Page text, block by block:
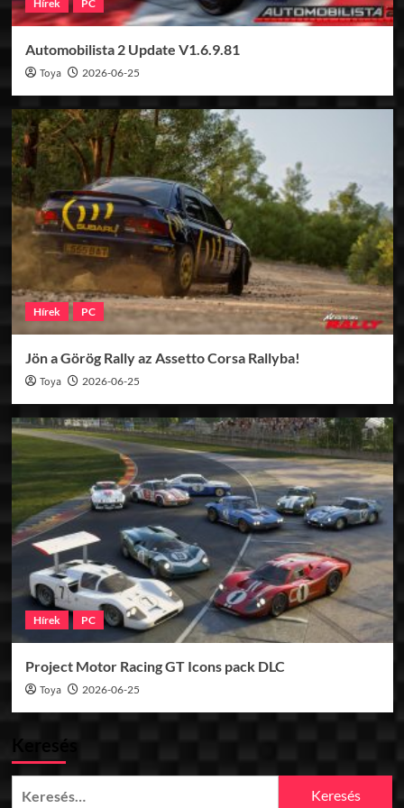
Hírek PC
Automobilista 2 Update V1.6.9.81
Toya 2026-06-25
Hírek PC
Jön a Görög Rally az Assetto Corsa Rallyba!
Toya 2026-06-25
Hírek PC
Project Motor Racing GT Icons pack DLC
Toya 2026-06-25
Keresés